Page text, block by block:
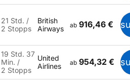
21 Std. /
2 Stopps
British
Airways
ab 916,46 €
19 Std. 37
Min. /
2 Stopps
United
Airlines
ab 954,32 €